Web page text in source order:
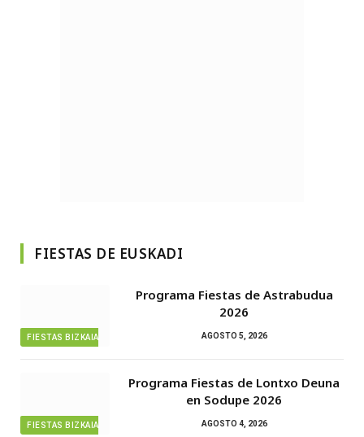
FIESTAS DE EUSKADI
FIESTAS BIZKAIA
Programa Fiestas de Astrabudua
2026
AGOSTO 5, 2026
FIESTAS BIZKAIA
Programa Fiestas de Lontxo Deuna
en Sodupe 2026
AGOSTO 4, 2026